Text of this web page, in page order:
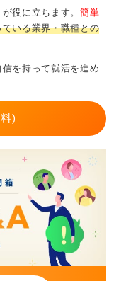
すると、採用担当
ります。
か」というプロセ
るために、どのよ
いう管理能力。
合格という目標に
た能力は、どのよ
が役に立ちます。 簡単
いる業界・職種との
を持って就活を進め
)